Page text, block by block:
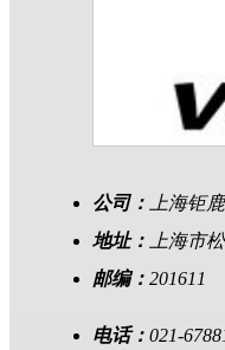
公司：
上海钜
地址：
上海市
邮编： 201611
电话： 021-